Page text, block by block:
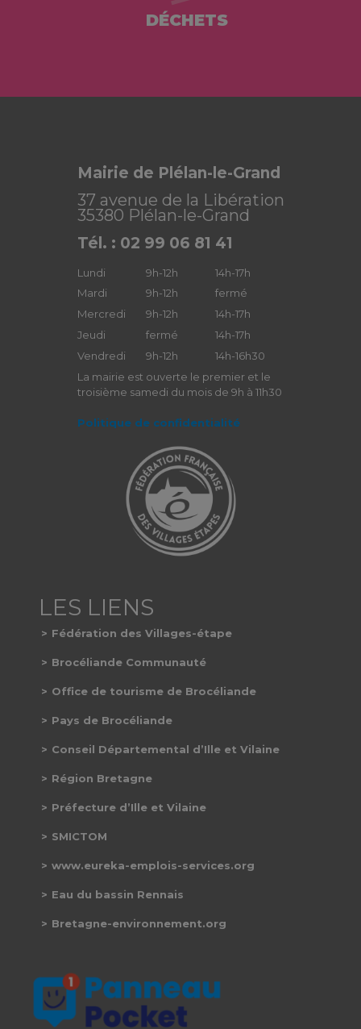
DÉCHETS
Mairie de Plélan-le-Grand
37 avenue de la Libération
35380 Plélan-le-Grand
Tél. : 02 99 06 81 41
Lundi 9h-12h
14h-17h
Mardi
9h-12h
fermé
Mercredi
9h-12h
14h-17h
Jeudi
fermé
14h-17h
Vendredi
9h-12h
14h-16h30
La mairie est ouverte le premier et le
troisième samedi du mois de 9h à 11h30
Politique de confidentialité
Fédération des Villages-étape
Brocéliande Communauté
Office de tourisme de Brocéliande
Pays de Brocéliande
Conseil Départemental d’Ille et Vilaine
Région Bretagne
Préfecture d’Ille et Vilaine
SMICTOM
www.eureka-emplois-services.org
Eau du bassin Rennais
Bretagne-environnement.org